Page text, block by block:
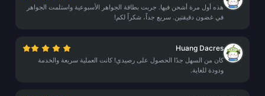
هذه أول مرة أشحن فيها. جربت بطاقة الجواهر الأسبوعية واستلمت الجواهر
في غضون دقيقتين. سريع جداً، شكراً لكم!
Huang Dacres
كان من السهل جدًا الحصول على رصيدي! كانت العملية سريعة والخدمة
ودودة للغاية.